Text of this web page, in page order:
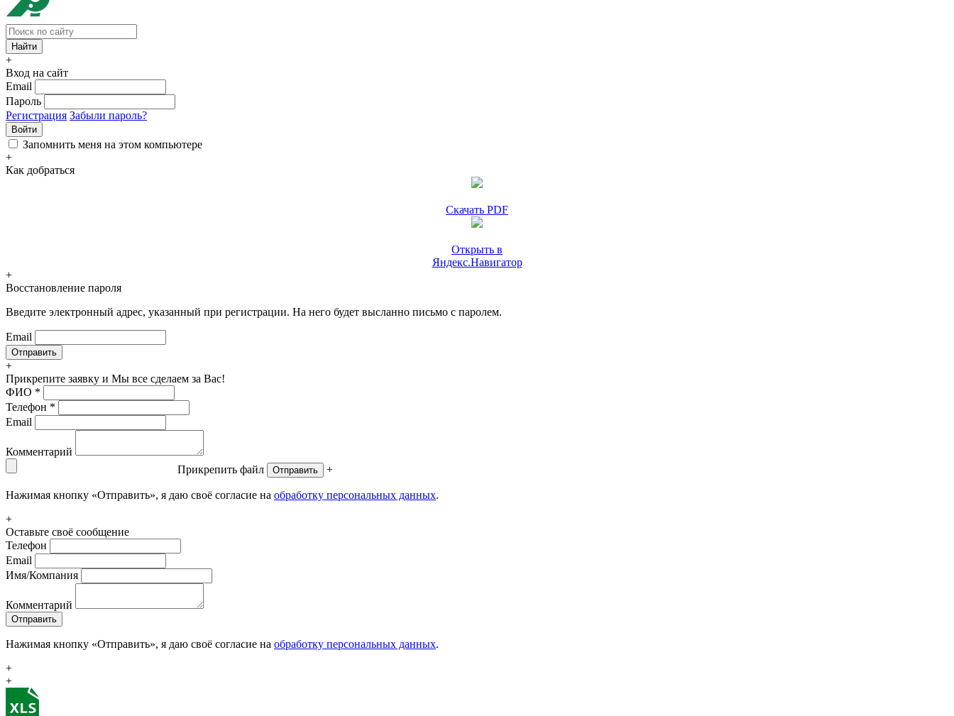
+
Вход на сайт
Email
Пароль
Регистрация Забыли пароль?
Войти
Запомнить меня на этом компьютере
+
Как добраться
Скачать PDF
Открыть в
Яндекс.Навигатор
+
Восстановление пароля
Введите электронный адрес, указанный при регистрации. На него будет высланно письмо с паролем.
Email
+
Прикрепите заявку и Мы все сделаем за Вас!
ФИО *
Телефон *
Email
Комментарий
Прикрепить файл
Отправить +
Нажимая кнопку «Отправить», я даю своё согласие на обработку персональных данных.
+
Оставьте своё сообщение
Телефон
Email
Имя/Компания
Комментарий
Отправить
Нажимая кнопку «Отправить», я даю своё согласие на обработку персональных данных.
+
+